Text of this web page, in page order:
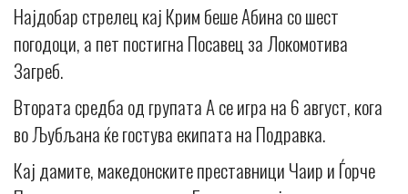
Најдобар стрелец кај Крим беше Абина со шест
погодоци, а пет постигна Посавец за Локомотива
Загреб.
Втората средба од групата А се игра на 6 август, кога
во Љубљана ќе гостува екипата на Подравка.
Кај дамите, македонските преставници Чаир и Ѓорче